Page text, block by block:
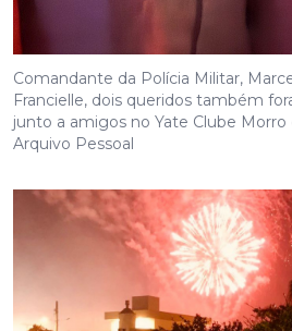
Comandante da Polícia Militar,
Francielle, dois queridos também
junto a amigos no Yate Clube
Arquivo Pessoal